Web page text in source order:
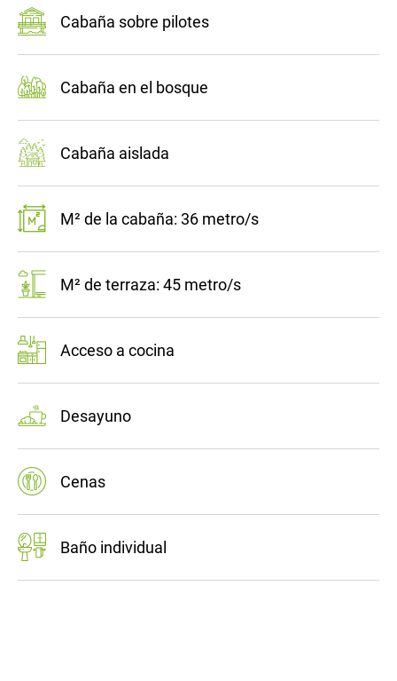
Cabaña sobre pilotes
Cabaña en el bosque
Cabaña aislada
M² de la cabaña: 36 metro/s
M² de terraza: 45 metro/s
Acceso a cocina
Desayuno
Cenas
Baño individual